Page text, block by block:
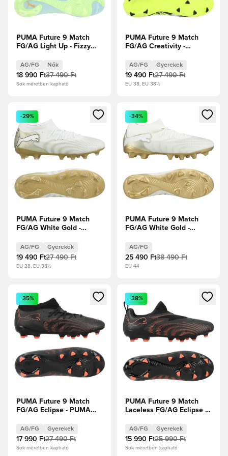
PUMA Future 9 Match
FG/AG Light Up - Fizzy
Levendula Női
AG/FG Nők
18 990 Ft37 490 Ft
Sok méretben kapható
PUMA Future 9 Match
FG/AG Creativity -
sárga/Mentazselé/PUMA
Fehér/PUMA Fekete
Gyerek
AG/FG Gyerekek
19 490 Ft27 490 Ft
EU 38, EU 38½
Megnyit egy modált a bejelentkezéshez vagy a tagként
-29%
PUMA Future 9 Match
FG/AG White Gold -
arany/PUMA Fekete
Gyerek
AG/FG Gyerekek
19 490 Ft27 490 Ft
EU 28, EU 38½
Megnyit egy modált a
-34%
PUMA Future 9 Match
FG/AG White Gold -
arany/PUMA Fekete
AG/FG
25 490 Ft38 490 Ft
EU 44
Megnyit egy modált a bejelentkezéshez vagy a tagként
-35%
PUMA Future 9 Match
FG/AG Eclipse - PUMA
szürke Gyerek
AG/FG Gyerekek
17 990 Ft27 490 Ft
Sok méretben kapható
Megnyit egy modált a
-38%
PUMA Future 9 Match
Laceless FG/AG Eclipse -
piros/Erős szürke Gyerek
AG/FG Gyerekek
15 990 Ft25 990 Ft
Sok méretben kapható